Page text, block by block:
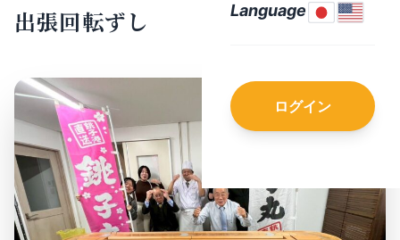
Language
ログイン
出張回転ずし